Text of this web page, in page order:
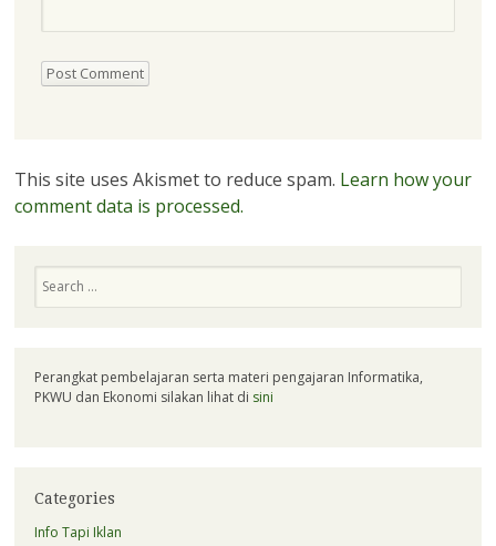
This site uses Akismet to reduce spam. Learn how your
comment data is processed.
Perangkat pembelajaran serta materi pengajaran Informatika,
PKWU dan Ekonomi silakan lihat di sini
Categories
Info Tapi Iklan